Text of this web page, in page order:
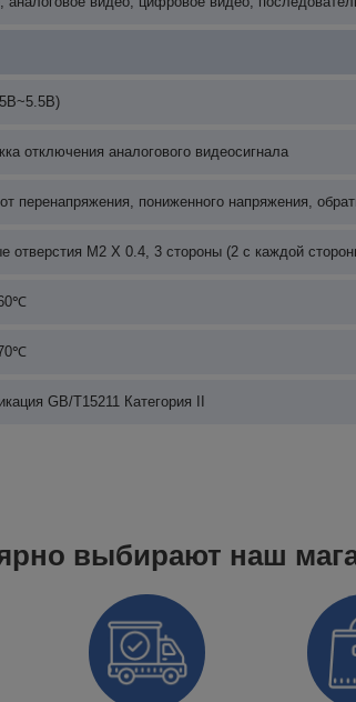
отключения аналогового видеосигнала
перенапряжения, пониженного напряжения,
отверстия M2 X 0.4, 3 стороны (2 с каждой
GB/T15211 Категория II
выбирают наш